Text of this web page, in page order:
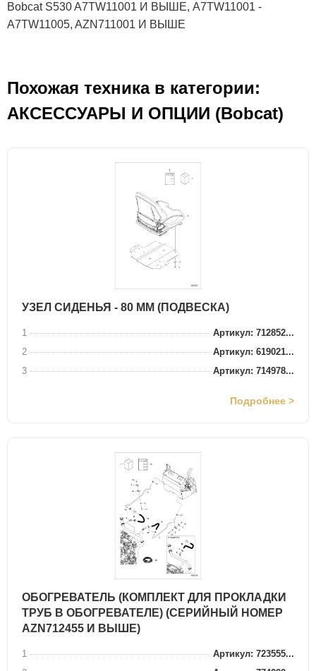
Bobcat S530 A7TW11001 И ВЫШЕ, A7TW11001 -
A7TW11005, AZN711001 И ВЫШЕ
Похожая техника в категории:
АКСЕСCУАРЫ И ОПЦИИ (Bobcat)
УЗЕЛ СИДЕНЬЯ - 80 ММ (ПОДВЕСКА)
1
Артикул: 712852...
2
Артикул: 619021...
3
Артикул: 714978...
Подробнее >
ОБОГРЕВАТЕЛЬ (КОМПЛЕКТ ДЛЯ ПРОКЛАДКИ
ТРУБ В ОБОГРЕВАТЕЛЕ) (СЕРИЙНЫЙ НОМЕР
AZN712455 И ВЫШЕ)
1
Артикул: 723555...